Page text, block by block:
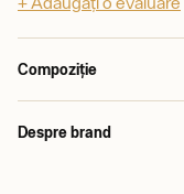
Compoziție
Despre brand